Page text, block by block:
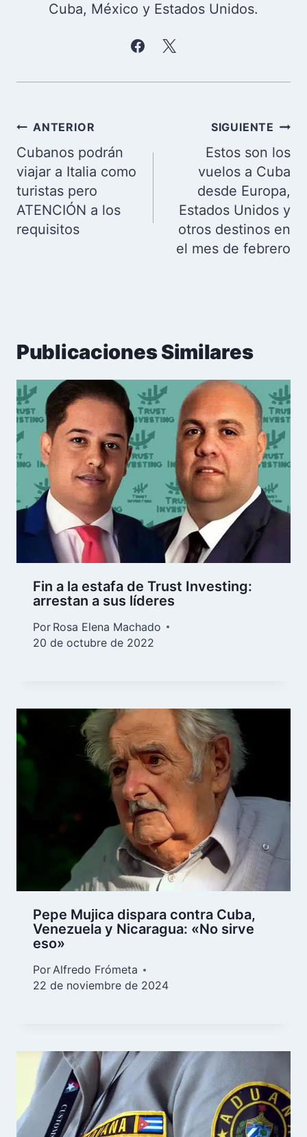
Cuba, México y Estados Unidos.
Navegación
de
entradas
ANTERIOR
Cubanos podrán
viajar a Italia como
turistas pero
ATENCIÓN a los
requisitos
SIGUIENTE
Estos son los
vuelos a Cuba
desde Europa,
Estados Unidos y
otros destinos en
el mes de febrero
Publicaciones Similares
Fin a la estafa de Trust Investing:
arrestan a sus líderes
Por Rosa Elena Machado
20 de octubre de 2022
Pepe Mujica dispara contra Cuba,
Venezuela y Nicaragua: «No sirve
eso»
PorAlfredo Frómeta
22 de noviembre de 2024